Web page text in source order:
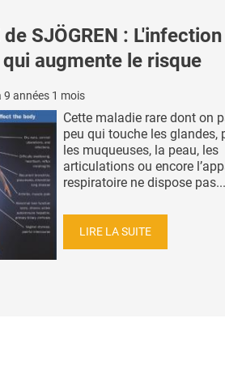
de SJÖGREN : L'infection
augmente le risque
9 années 1 mois
Cette maladie rare dont on
peu qui touche les glandes,
les muqueuses, la peau, les
articulations ou encore
respiratoire ne dispose pas...
LIRE LA SUITE